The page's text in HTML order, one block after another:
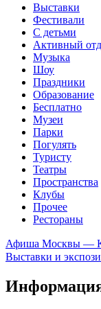
Выставки
Фестивали
С детьми
Активный
Музыка
Шоу
Праздники
Образование
Бесплатно
Музеи
Парки
Погулять
Туристу
Театры
Пространства
Клубы
Прочее
Рестораны
Афиша Москвы —
Выставки и